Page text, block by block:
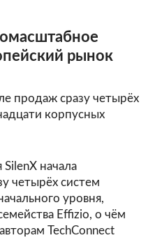
рынок
продаж сразу четырёх
корпусных
начала
четырёх систем
уровня,
Effizio, о чём
TechConnect